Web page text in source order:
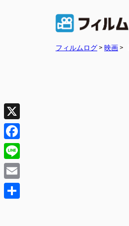
フィルムログ> 映画>
X
Facebook
Line
Email